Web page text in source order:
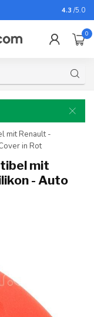
Für fast
4.3 /5.0
0
mit Renault -
in Rot
mit
- Auto